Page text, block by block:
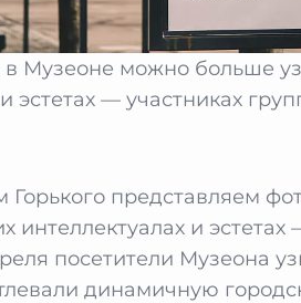
в Музеоне можно больше
эстетах — участниках
Горького представляем
интеллектуалах и
посетители Музеона
динамичную